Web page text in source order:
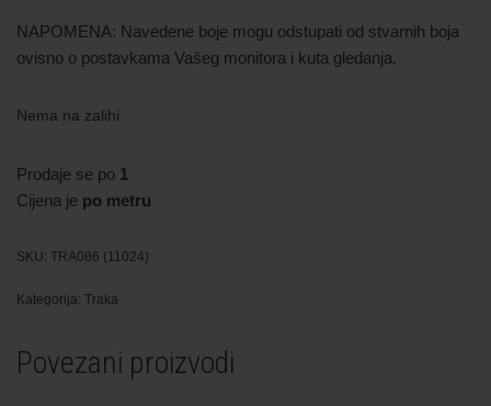
NAPOMENA: Navedene boje mogu odstupati od stvarnih boja
ovisno o postavkama Vašeg monitora i kuta gledanja.
Nema na zalihi
Prodaje se po 1
Cijena je po metru
SKU: TRA086 (11024)
Kategorija: Traka
Povezani proizvodi